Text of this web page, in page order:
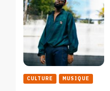
CULTURE MUSIQUE